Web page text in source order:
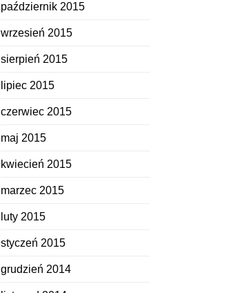
październik 2015
wrzesień 2015
sierpień 2015
lipiec 2015
czerwiec 2015
maj 2015
kwiecień 2015
marzec 2015
luty 2015
styczeń 2015
grudzień 2014